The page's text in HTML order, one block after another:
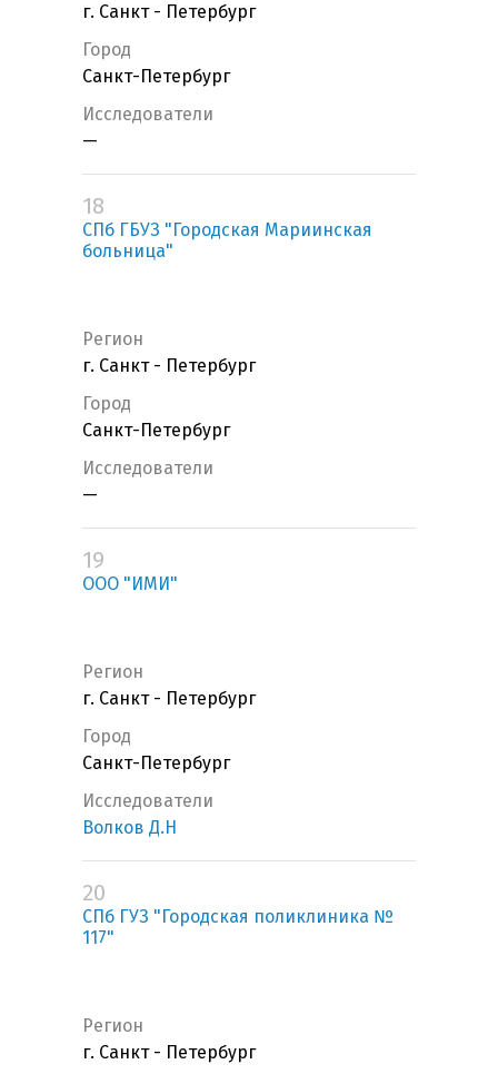
г. Санкт - Петербург
Город
Санкт-Петербург
Исследователи
—
18
СПб ГБУЗ "Городская Мариинская
больница"
Регион
г. Санкт - Петербург
Город
Санкт-Петербург
Исследователи
—
19
ООО "ИМИ"
Регион
г. Санкт - Петербург
Город
Санкт-Петербург
Исследователи
Волков Д.Н
20
СПб ГУЗ "Городская поликлиника №
117"
Регион
г. Санкт - Петербург